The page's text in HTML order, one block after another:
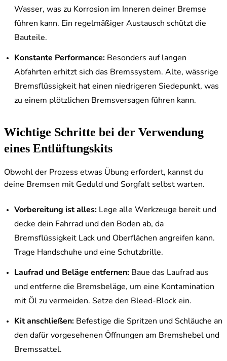
Wasser, was zu Korrosion im Inneren deiner Bremse
führen kann. Ein regelmäßiger Austausch schützt die
Bauteile.
Konstante Performance: Besonders auf langen
Abfahrten erhitzt sich das Bremssystem. Alte, wässrige
Bremsflüssigkeit hat einen niedrigeren Siedepunkt, was
zu einem plötzlichen Bremsversagen führen kann.
Wichtige Schritte bei der Verwendung
eines Entlüftungskits
Obwohl der Prozess etwas Übung erfordert, kannst du
deine Bremsen mit Geduld und Sorgfalt selbst warten.
Vorbereitung ist alles: Lege alle Werkzeuge bereit und
decke dein Fahrrad und den Boden ab, da
Bremsflüssigkeit Lack und Oberflächen angreifen kann.
Trage Handschuhe und eine Schutzbrille.
Laufrad und Beläge entfernen: Baue das Laufrad aus
und entferne die Bremsbeläge, um eine Kontamination
mit Öl zu vermeiden. Setze den Bleed-Block ein.
Kit anschließen: Befestige die Spritzen und Schläuche an
den dafür vorgesehenen Öffnungen am Bremshebel und
Bremssattel.